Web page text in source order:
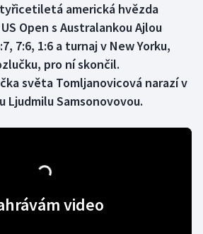
americká hvězda
Open s Australankou Ajlou
7:6, 1:6 a turnaj v New Yorku,
pro ní skončil.
světa Tomljanovicová narazí v
Ljudmilu Samsonovovou.
video